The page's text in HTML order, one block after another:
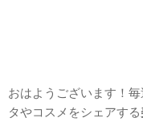
おはようございます！
タやコスメをシェアする